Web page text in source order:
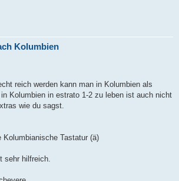
Kolumbien
reich werden kann man in Kolumbien als
Kolumbien in estrato 1-2 zu leben ist auch nicht
wie du sagst.
Kolumbianische Tastatur (ä)
sehr hilfreich.